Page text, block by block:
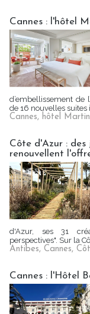
Cannes : l'hôtel
d’embellissement de
de 16 nouvelles suites
Cannes, hôtel
Côte d'Azur : des
renouvellent
d'Azur, ses 31
perspectives". Sur la
Antibes, Cannes,
Cannes : l'Hôtel